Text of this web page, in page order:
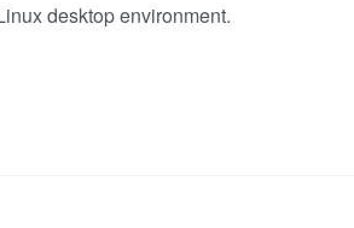
desktop environment.